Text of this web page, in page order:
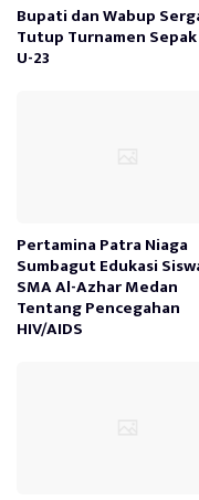
Bupati dan Wabup
Tutup Turnamen
U-23
Pertamina Patra Niaga
Sumbagut Edukasi
SMA Al-Azhar Medan
Tentang Pencegahan
HIV/AIDS